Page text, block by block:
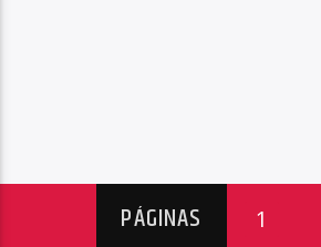
PÁGINAS 1